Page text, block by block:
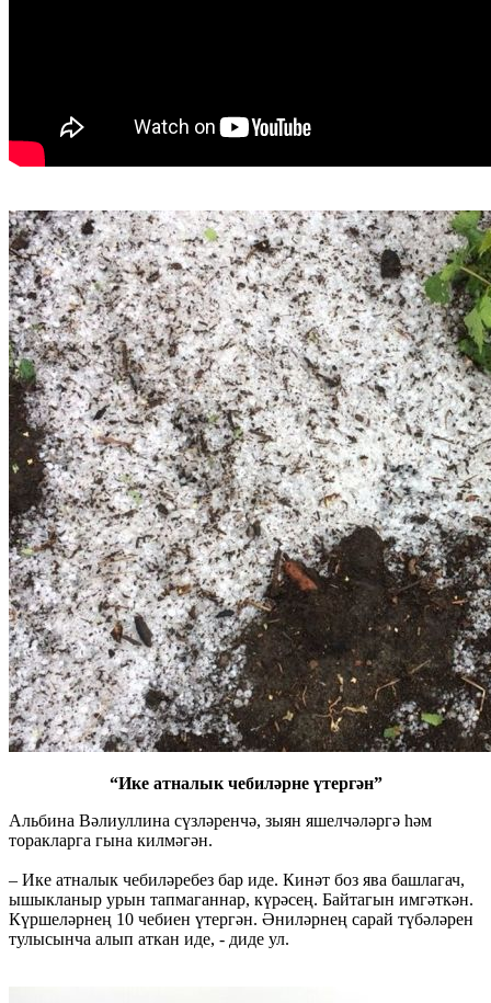
“Ике атналык чебиләрне үтергән”
Альбина Вәлиуллина сүзләренчә, зыян яшелчәләргә һәм
торакларга гына килмәгән.
– Ике атналык чебиләребез бар иде. Кинәт боз ява башлагач,
ышыкланыр урын тапмаганнар, күрәсең. Байтагын имгәткән.
Күршеләрнең 10 чебиен үтергән. Әниләрнең сарай түбәләрен
тулысынча алып аткан иде, - диде ул.